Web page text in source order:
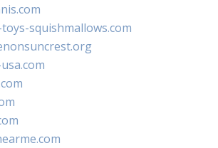
squishmallows.com